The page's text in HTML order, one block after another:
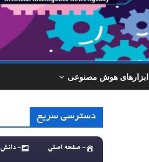
ابزارهای هوش مصنوعی
دسترسی سریع
- صفحه اصلی - دانش